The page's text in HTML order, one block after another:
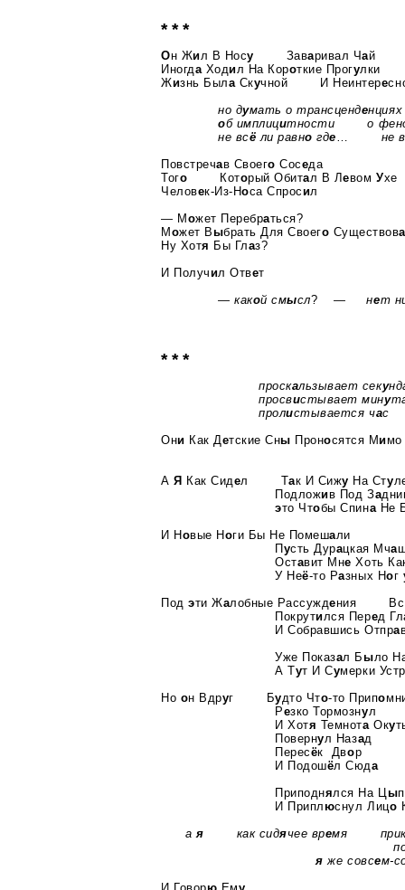
* * *
Он Жил В Носу Заваривал Чай
ИногдаХодил На Короткие Прогулки
Жизнь БылаСкучной И Неинтере
но думать о трансценденциях
об имплицитности о
не всё ли равно где…
не
Повстречав Своего Соседа
Того Который Обитал В Левом Ухе
Человек-Из-Носа Спросил
— М ожет Перебраться?
М ожет Выбрать Для Своего Существова
Ну Хотя Бы Глаз?
И Получил Ответ
— какой смысл? — нет
* * *
проскальзывает секу
просвистывает мину
пролистывается час
Они Как Детские Сны Проносятся Ми
АЯ Как Сидел Так И Сижу На Сту
Подложив Под За
это Чтобы СпинаНе
И Новые Ноги Бы Не Помешали
П усть Дурацкая Мча
Оставит Мне Хоть
У Неё-то Разных Ног
Подэти Жалобные Рассуждения Вс
Покрутился Перед
И Собравшись Отпра
Уже Показал Было
А Тут И Сумерки Устр
Но он Вдруг Будто Что-то Припо
Резко Тормознул
И Хотя ТемнотаОку
Повернул Назад
Пересёк Двор
И Подошёл Сюда
Приподнялся На Цы
И Приплюснул Лицо
ая как сидячее время
я же совсем-